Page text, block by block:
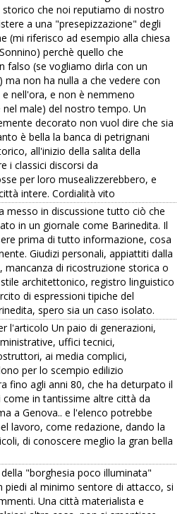
che noi reputiamo di nostro
a una "presepizzazione" degli
(mi riferisco ad esempio alla chiesa
perchè quello che
falso (se vogliamo dirla con un
non ha nulla a che vedere con
nell'ora, e non è nemmeno
male) del nostro tempo. Un
decorato non vuol dire che sia
è bella la banca di petrignani
all'inizio della salita della
i classici discorsi da
per loro musealizzerebbero, e
intere. Cordialità vito
messo in discussione tutto ciò che
in un giornale come Barinedita. Il
prima di tutto informazione, cosa
Giudizi personali, appiattiti dalla
di ricostruzione storica o
architettonico, registro linguistico
di espressioni tipiche del
spero sia un caso isolato.
l'articolo Un paio di generazioni,
uffici tecnici,
ai media complici,
per lo scempio edilizio
fino agli anni 80, che ha deturpato il
in tantissime altre città da
a Genova.. e l'elenco potrebbe
lavoro, come redazione, dando la
di conoscere meglio la gran bella
"borghesia poco illuminata"
piedi al minimo sentore di attacco, si
Una città materialista e